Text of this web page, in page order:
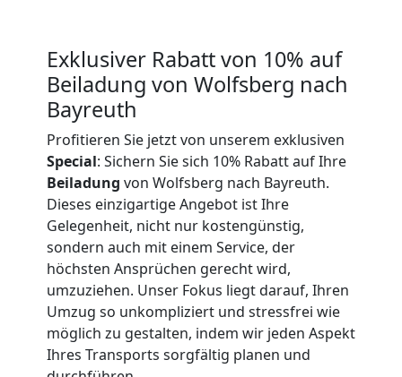
Exklusiver Rabatt von 10% auf
Beiladung von Wolfsberg nach
Bayreuth
Profitieren Sie jetzt von unserem exklusiven
Special: Sichern Sie sich 10% Rabatt auf Ihre
Beiladung von Wolfsberg nach Bayreuth.
Dieses einzigartige Angebot ist Ihre
Gelegenheit, nicht nur kostengünstig,
sondern auch mit einem Service, der
höchsten Ansprüchen gerecht wird,
umzuziehen. Unser Fokus liegt darauf, Ihren
Umzug so unkompliziert und stressfrei wie
möglich zu gestalten, indem wir jeden Aspekt
Ihres Transports sorgfältig planen und
Wolfsberg
Tragehilfe
Wolfsberg
Kleiner
Umzug
Wolfsberg